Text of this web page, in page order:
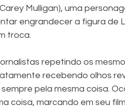
Mulligan), uma
engrandecer a figura de
troca.
repetindo os
recebendo olhos
pela mesma coisa.
coisa, marcando em seu